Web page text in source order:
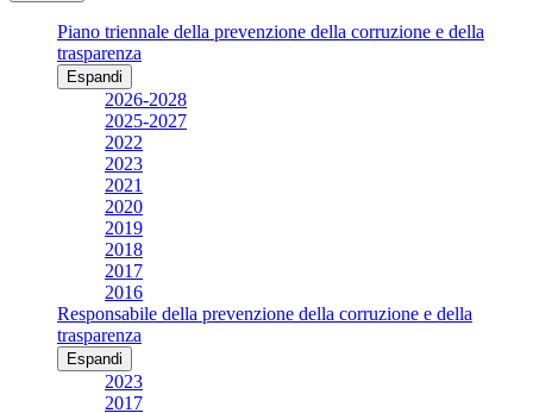
Piano triennale della prevenzione della corruzione e della
trasparenza
Espandi
2026-2028
2025-2027
2022
2023
2021
2020
2019
2018
2017
2016
Responsabile della prevenzione della corruzione e della
trasparenza
Espandi
2023
2017